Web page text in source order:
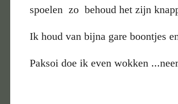
spoelen zo behoud het zijn
Ik houd van bijna gare boontjes
Paksoi doe ik even wokken